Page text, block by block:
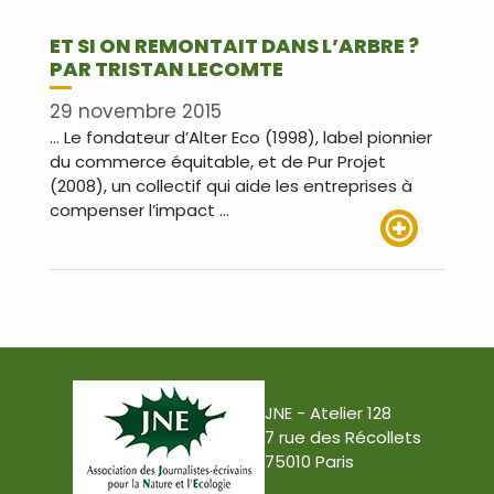
ET SI ON REMONTAIT DANS L’ARBRE ?
PAR TRISTAN LECOMTE
29 novembre 2015
… Le fondateur d’Alter Eco (1998), label pionnier
du commerce équitable, et de Pur Projet
(2008), un collectif qui aide les entreprises à
compenser l’impact …
JNE - Atelier 128
7 rue des Récollets
75010 Paris